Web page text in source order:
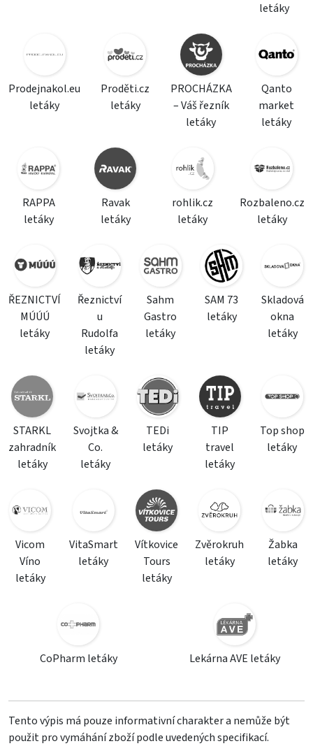
letáky
Prodejnakol.eu
letáky
Proděti.cz
letáky
PROCHÁZKA
– Váš řezník
letáky
Qanto
market
letáky
RAPPA
letáky
Ravak
letáky
rohlik.cz
letáky
Rozbaleno.cz
letáky
ŘEZNICTVÍ
MÚÚÚ
letáky
Řeznictví
u
Rudolfa
letáky
Sahm
Gastro
letáky
SAM 73
letáky
Skladová
okna
letáky
STARKL
zahradník
letáky
Svojtka &
Co.
letáky
TEDi
letáky
TIP
travel
letáky
Top shop
letáky
Vicom
Víno
letáky
VitaSmart
letáky
Vítkovice
Tours
letáky
Zvěrokruh
letáky
Žabka
letáky
CoPharm letáky Lekárna AVE letáky
Tento výpis má pouze informativní charakter a nemůže být
použit pro vymáhání zboží podle uvedených specifikací.